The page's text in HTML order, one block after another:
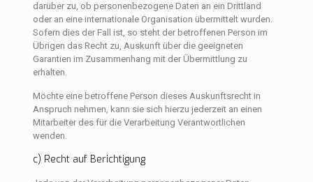
darüber zu, ob personenbezogene Daten an ein Drittland
oder an eine internationale Organisation übermittelt wurden.
Sofern dies der Fall ist, so steht der betroffenen Person im
Übrigen das Recht zu, Auskunft über die geeigneten
Garantien im Zusammenhang mit der Übermittlung zu
erhalten.
Möchte eine betroffene Person dieses Auskunftsrecht in
Anspruch nehmen, kann sie sich hierzu jederzeit an einen
Mitarbeiter des für die Verarbeitung Verantwortlichen
wenden.
c) Recht auf Berichtigung